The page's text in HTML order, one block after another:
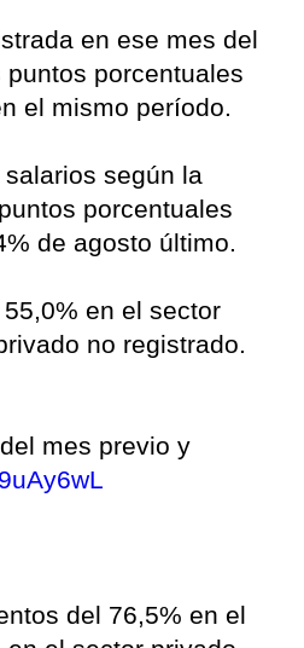
en ese mes del
porcentuales
el mismo período.
según la
porcentuales
de agosto último.
en el sector
no registrado.
mes previo y
del 76,5% en el